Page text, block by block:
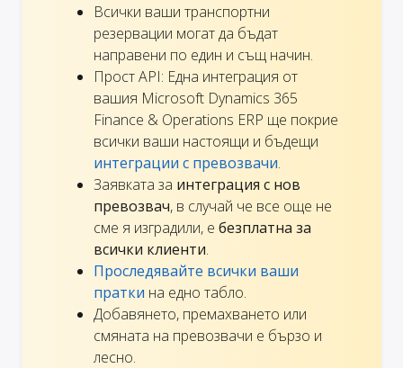
Всички ваши транспортни
резервации могат да бъдат
направени по един и същ начин.
Прост API: Една интеграция от
вашия Microsoft Dynamics 365
Finance & Operations ERP ще покрие
всички ваши настоящи и бъдещи
интеграции с превозвачи.
Заявката за интеграция с нов
превозвач, в случай че все още не
сме я изградили, е безплатна за
всички клиенти.
Проследявайте всички ваши
пратки на едно табло.
Добавянето, премахването или
смяната на превозвачи е бързо и
лесно.